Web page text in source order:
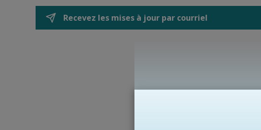
Recevez les mises à jour par courriel